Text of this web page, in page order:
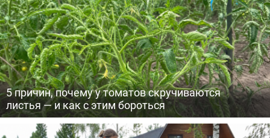
5 причин, почему у томатов скручиваются
листья — и как с этим бороться